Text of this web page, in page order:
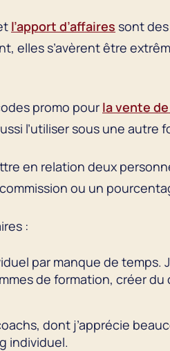
l’apport d’affaires sont
elles s’avèrent être
promo pour la vente
l’utiliser sous une autre
en relation deux
ou un
:
par manque de
de formation, créer
dont j’apprécie
individuel.